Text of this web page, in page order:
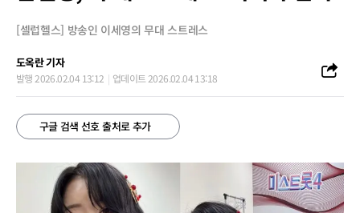
[셀럽헬스] 방송인 이세영의 무대 스트레스
도옥란 기자
발행 2026.02.04 13:12 업데이트 2026.02.04 13:18
구글 검색 선호 출처로 추가